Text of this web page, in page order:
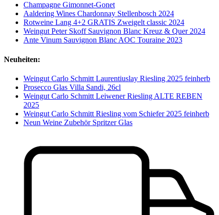
Champagne Gimonnet-Gonet
Aaldering Wines Chardonnay Stellenbosch 2024
Rotweine Lang 4+2 GRATIS Zweigelt classic 2024
Weingut Peter Skoff Sauvignon Blanc Kreuz & Quer 2024
Ante Vinum Sauvignon Blanc AOC Touraine 2023
Neuheiten:
Weingut Carlo Schmitt Laurentiuslay Riesling 2025 feinherb
Prosecco Glas Villa Sandi, 26cl
Weingut Carlo Schmitt Leiwener Riesling ALTE REBEN
2025
Weingut Carlo Schmitt Riesling vom Schiefer 2025 feinherb
Neun Weine Zubehör Spritzer Glas